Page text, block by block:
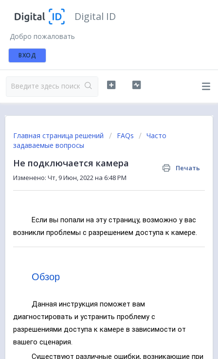
Digital ID
Добро пожаловать
ВХОД
Главная страница решений FAQs
Часто
задаваемые вопросы
Не подключается камера
Печать
Изменено: Чт, 9 Июн, 2022 на 6:48 PM
Если вы попали на эту страницу, возможно у вас
возникли проблемы с разрешением доступа к камере.
Обзор
Данная инструкция поможет вам
диагностировать и устранить проблему с
разрешениями доступа к камере в зависимости от
вашего сценария.
Существуют различные ошибки, возникающие при